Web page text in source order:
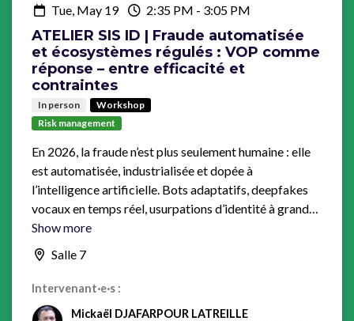
Tue, May 19 2:35 PM - 3:05 PM
ATELIER SIS ID | Fraude automatisée
et écosystèmes régulés : VOP comme
réponse – entre efficacité et
contraintes
In person
Workshop
Risk management
En 2026, la fraude n’est plus seulement humaine : elle
est automatisée, industrialisée et dopée à
l’intelligence artificielle. Bots adaptatifs, deepfakes
vocaux en temps réel, usurpations d’identité à grande
échelle, détournements de flux de paiement et
manipulations de données exploitent la rapidité et
l’interconnexion des écosystèmes numériques. Face à
cette mutation, la réglementation VOP (Verification
of Payee) s’impose comme un levier clé de
Show more
Salle 7
Intervenant·e·s :
Mickaël DJAFARPOUR LATREILLE